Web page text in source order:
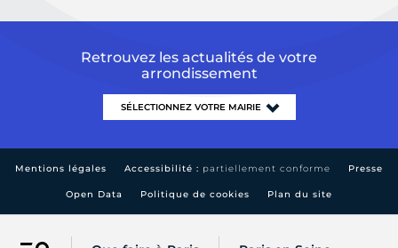
Retrouvez les actualités de votre
arrondissement
Mentions légales Accessibilité : partiellement conforme Presse
Open Data Politique de cookies Plan du site